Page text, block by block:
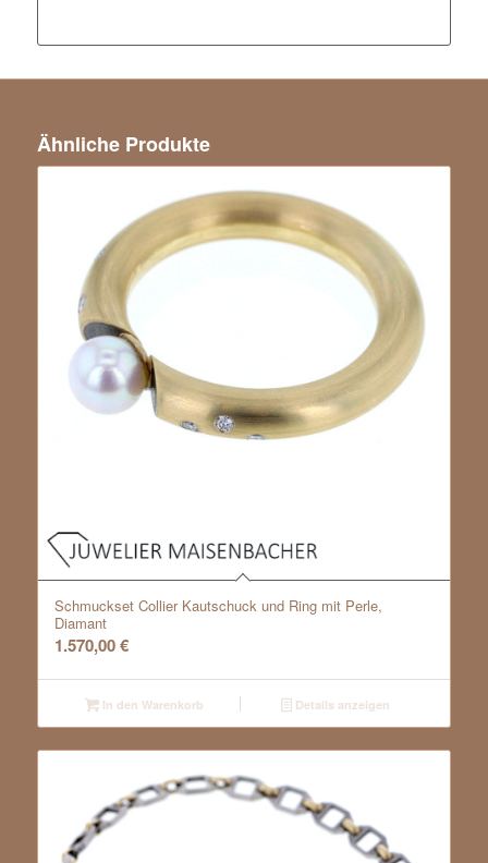
Ähnliche Produkte
Schmuckset Collier Kautschuck und Ring mit Perle,
Diamant
1.570,00€
In den Warenkorb Details anzeigen